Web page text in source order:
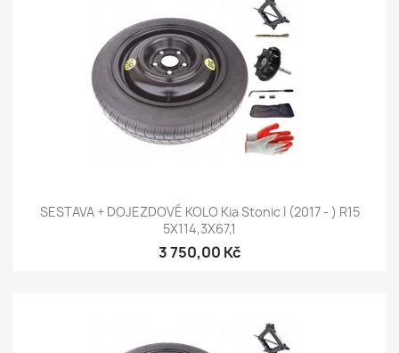
SESTAVA + DOJEZDOVÉ KOLO Kia Stonic I (2017 - ) R15
5X114,3X67,1
3 750,00 Kč